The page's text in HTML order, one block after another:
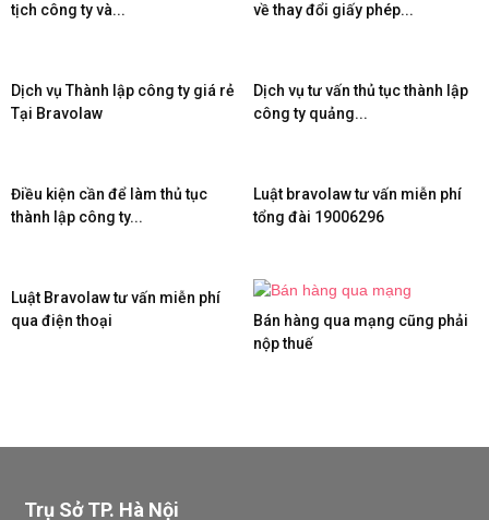
tịch công ty và...
về thay đổi giấy phép...
Dịch vụ Thành lập công ty giá rẻ
Tại Bravolaw
Dịch vụ tư vấn thủ tục thành lập
công ty quảng...
Điều kiện cần để làm thủ tục
thành lập công ty...
Luật bravolaw tư vấn miễn phí
tổng đài 19006296
Luật Bravolaw tư vấn miễn phí
qua điện thoại
Bán hàng qua mạng cũng phải
nộp thuế
Trụ Sở TP. Hà Nội